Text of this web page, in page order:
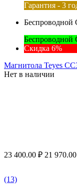
Гарантия - 3
Беспроводной
Беспроводной
Скидка 6%
Магнитола Teyes
Нет в наличии
23 400.00 ₽ 21 970.00
(13)